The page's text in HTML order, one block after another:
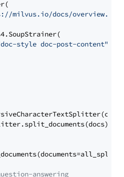
milvus.io/docs/overview.md"
style doc-post-content"
answering